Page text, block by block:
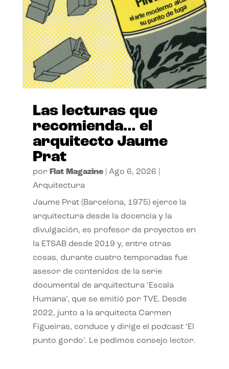
Las lecturas que
recomienda… el
arquitecto Jaume
Prat
por Flat Magazine| Ago 6, 2026
Arquitectura
Jaume Prat (Barcelona, 1975) ejerce la
arquitectura desde la docencia y la
divulgación, es profesor de proyectos en
la ETSAB desde 2019 y, entre otras
cosas, durante cuatro temporadas fue
asesor de contenidos de la serie
documental de arquitectura ‘Escala
Humana’, que se emitió por TVE. Desde
2022, junto a la arquitecta Carmen
Figueiras, conduce y dirige el podcast ‘El
punto gordo’. Le pedimos consejo lector.